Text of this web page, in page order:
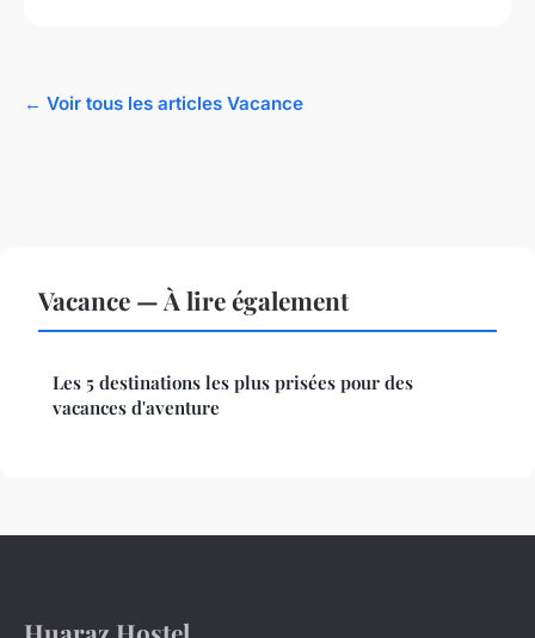
← Voir tous les articles Vacance
Vacance — À lire également
Les 5 destinations les plus prisées pour des
vacances d'aventure